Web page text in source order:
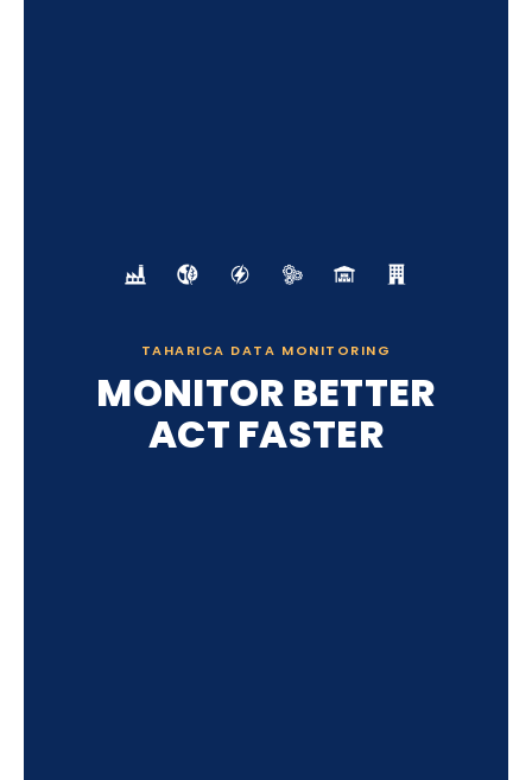
TAHARICA DATA MONITORING
MONITOR BETTER
ACT FASTER